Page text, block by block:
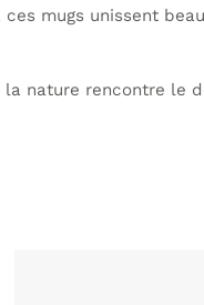
mugs unissent
nature rencontre le